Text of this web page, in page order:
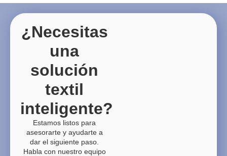
¿Necesitas
una
solución
textil
inteligente?
Estamos listos para
asesorarte y ayudarte a
dar el siguiente paso.
Habla con nuestro equipo